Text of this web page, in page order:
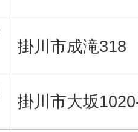
掛川市成滝318
掛川市大坂